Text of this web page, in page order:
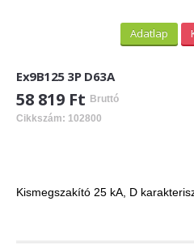
Adatlap
Ex9B125 3P D63A
58 819 Ft Bruttó
Cikkszám: 102800
Kismegszakító 25 kA, D